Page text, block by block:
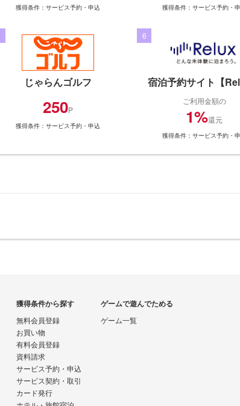
獲得条件：サービス予約・申込 獲得条件：サービス予約・
じゃらんゴルフ
250P
獲得条件：サービス予約・申込
6
宿泊予約サイト【
ご利用金額の
1%還元
獲得条件：サービス予約・
獲得条件から探す
無料会員登録
お買い物
有料会員登録
資料請求
サービス予約・申込
サービス契約・取引
カード発行
ゲームで遊んでためる
ゲーム一覧